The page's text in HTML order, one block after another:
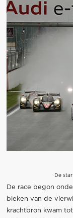
De
De race begon
bleken van de
krachtbron kwam